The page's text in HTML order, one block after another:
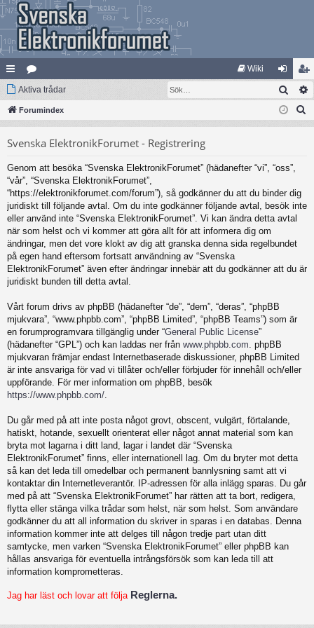
na
bb
ar
at
eg
Wiki
og
ga
li
m
Aktiva trådar Sök
Forumindex
Svenska ElektronikForumet - Registrering
Genom att besöka “Svenska ElektronikForumet” (hädanefter “vi”, “oss”,
“vår”, “Svenska ElektronikForumet”,
“https://elektronikforumet.com/forum”), så godkänner du att du binder dig
juridiskt till följande avtal. Om du inte godkänner följande avtal, besök inte
eller använd inte “Svenska ElektronikForumet”. Vi kan ändra detta avtal
när som helst och vi kommer att göra allt för att informera dig om
ändringar, men det vore klokt av dig att granska denna sida regelbundet
på egen hand eftersom fortsatt användning av “Svenska
ElektronikForumet” även efter ändringar innebär att du godkänner att du är
juridiskt bunden till detta avtal.
Vårt forum drivs av phpBB (hädanefter “de”, “dem”, “deras”, “phpBB
mjukvara”, “www.phpbb.com”, “phpBB Limited”, “phpBB Teams”) som är
en forumprogramvara tillgänglig under “General Public License”
(hädanefter “GPL”) och kan laddas ner från www.phpbb.com . phpBB
mjukvaran främjar endast Internetbaserade diskussioner, phpBB Limited
är inte ansvariga för vad vi tillåter och/eller förbjuder för innehåll och/eller
uppförande. För mer information om phpBB, besök
https://www.phpbb.com/
Du går med på att inte posta något grovt, obscent, vulgärt, förtalande,
hatiskt, hotande, sexuellt orienterat eller något annat material som kan
bryta mot lagarna i ditt land, lagar i landet där “Svenska
ElektronikForumet” finns, eller internationell lag. Om du bryter mot detta
så kan det leda till omedelbar och permanent bannlysning samt att vi
kontaktar din Internetleverantör. IP-adressen för alla inlägg sparas. Du går
med på att “Svenska ElektronikForumet” har rätten att ta bort, redigera,
flytta eller stänga vilka trådar som helst, när som helst. Som användare
godkänner du att all information du skriver in sparas i en databas. Denna
information kommer inte att delges till någon tredje part utan ditt
samtycke, men varken “Svenska ElektronikForumet” eller phpBB kan
hållas ansvariga för eventuella intrångsförsök som kan leda till att
information komprometteras.
Jag har läst och lovar att följa Reglerna.